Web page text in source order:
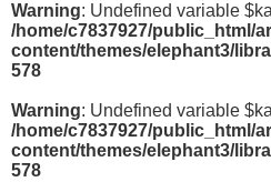
Warning: Undefined variable
/home/c7837927/public_html/
content/themes/elephant3/
578
Warning: Undefined variable
/home/c7837927/public_html/
content/themes/elephant3/
578